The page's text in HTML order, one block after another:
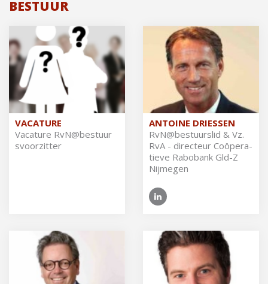
BESTUUR
VACATURE
Va­ca­tu­re RvN@​bes​tuur​
svoo​rzit​ter
ANTOINE DRIESSEN
RvN@​bestuurslid & Vz.
RvA - di­rec­teur Coöpe­ra­
tie­ve Ra­bo­bank Gld-Z
Nijmegen